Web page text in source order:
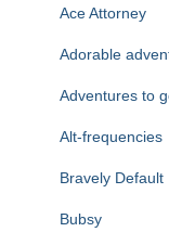
Ace Attorney
Adorable
Adventures to
Alt-frequencies
Bravely Default
Bubsy